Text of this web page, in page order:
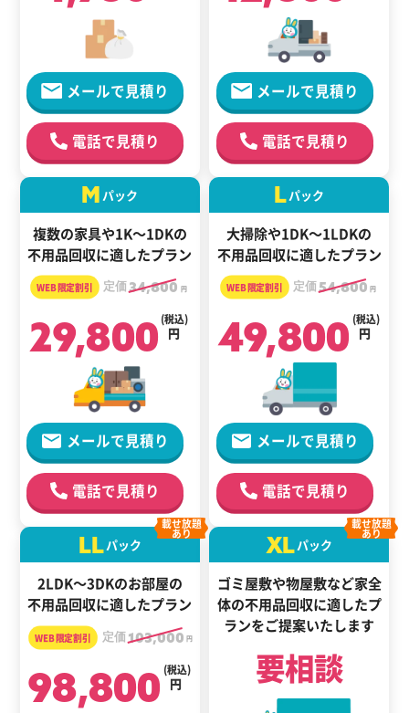
メールで見積り
電話で見積り
メールで見積り
電話で見積り
M パック
複数の家具や1K～1DKの
不用品回収に適したプラン
定価34,800 円
29,800 円
(税込)
メールで見積り
電話で見積り
Lパック
大掃除や1DK～1LDKの
不用品回収に適したプラン
定価54,800 円
49,800 円
(税込)
メールで見積り
電話で見積り
LLパック
2LDK～3DKのお部屋の
不用品回収に適したプラン
載せ放題
あり
定価103,000 円
98,800 円
(税込)
XLパック
ゴミ屋敷や物屋敷など家全
体の不用品回収に適したプ
ランをご提案いたします
載せ放題
あり
要相談